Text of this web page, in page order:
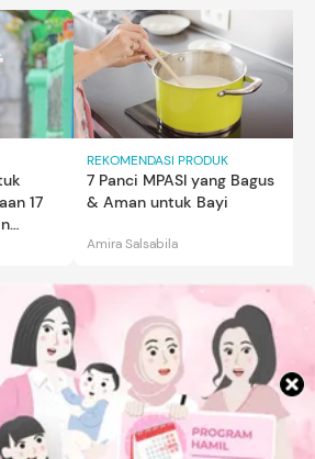
17
REKOMENDASI PRODUK
7 Panci MPASI yang Bagus
& Aman untuk Bayi
Amira Salsabila